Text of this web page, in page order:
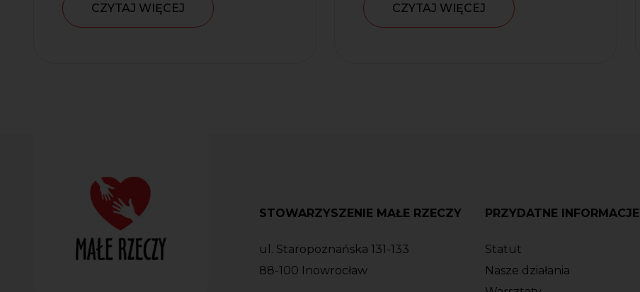
CZYTAJ WIĘCEJ CZYTAJ WIĘCEJ
STOWARZYSZENIE MAŁE RZECZY
ul. Staropoznańska 131-133
88-100 Inowrocław
PRZYDATNE INFORMACJE
Statut
Nasze działania